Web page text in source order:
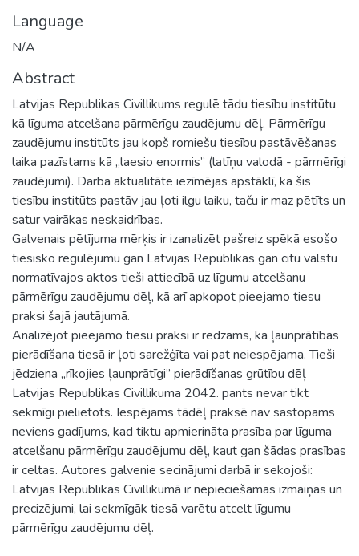
Language
N/A
Abstract
Latvijas Republikas Civillikums regulē tādu tiesību institūtu
kā līguma atcelšana pārmērīgu zaudējumu dēļ. Pārmērīgu
zaudējumu institūts jau kopš romiešu tiesību pastāvēšanas
laika pazīstams kā „laesio enormis” (latīņu valodā - pārmērīgi
zaudējumi). Darba aktualitāte iezīmējas apstāklī, ka šis
tiesību institūts pastāv jau ļoti ilgu laiku, taču ir maz pētīts un
satur vairākas neskaidrības.
Galvenais pētījuma mērķis ir izanalizēt pašreiz spēkā esošo
tiesisko regulējumu gan Latvijas Republikas gan citu valstu
normatīvajos aktos tieši attiecībā uz līgumu atcelšanu
pārmērīgu zaudējumu dēļ, kā arī apkopot pieejamo tiesu
praksi šajā jautājumā.
Analizējot pieejamo tiesu praksi ir redzams, ka ļaunprātības
pierādīšana tiesā ir ļoti sarežģīta vai pat neiespējama. Tieši
jēdziena „rīkojies ļaunprātīgi” pierādīšanas grūtību dēļ
Latvijas Republikas Civillikuma 2042. pants nevar tikt
sekmīgi pielietots. Iespējams tādēļ praksē nav sastopams
neviens gadījums, kad tiktu apmierināta prasība par līguma
atcelšanu pārmērīgu zaudējumu dēļ, kaut gan šādas prasības
ir celtas. Autores galvenie secinājumi darbā ir sekojoši:
Latvijas Republikas Civillikumā ir nepieciešamas izmaiņas un
precizējumi, lai sekmīgāk tiesā varētu atcelt līgumu
pārmērīgu zaudējumu dēļ.